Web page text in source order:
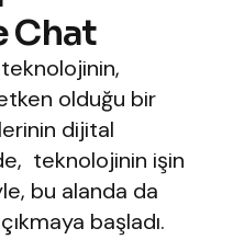
Chat
olduğu bir
dijital
teknolojinin işin
bu alanda da
başladı.